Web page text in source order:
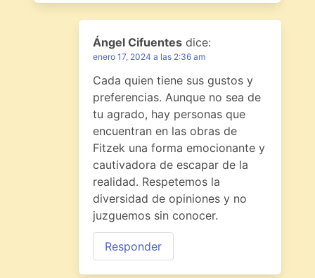
Ángel Cifuentes dice:
enero 17, 2024 a las 2:36 am
Cada quien tiene sus gustos y
preferencias. Aunque no sea de
tu agrado, hay personas que
encuentran en las obras de
Fitzek una forma emocionante y
cautivadora de escapar de la
realidad. Respetemos la
diversidad de opiniones y no
juzguemos sin conocer.
Responder